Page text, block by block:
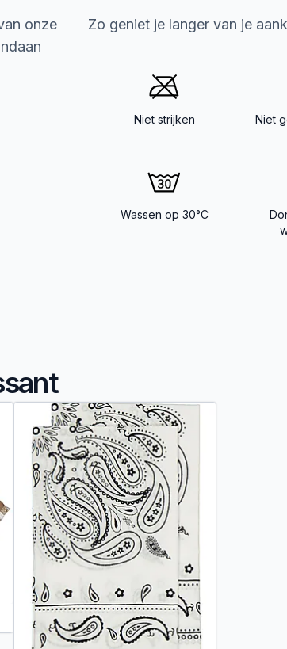
onze
Zo geniet je langer van je
Niet strijken
Niet
Wassen op 30°C